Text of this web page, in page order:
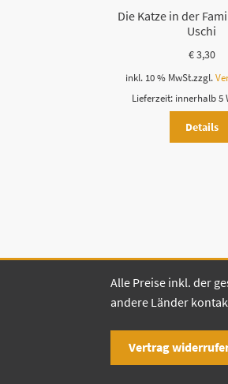
Die Katze in der
Uschi
€3,30
inkl. 10 % MwSt.zzgl.
Lieferzeit: innerhalb 5
Details
Alle Preise inkl. der
andere Länder
Vertrag